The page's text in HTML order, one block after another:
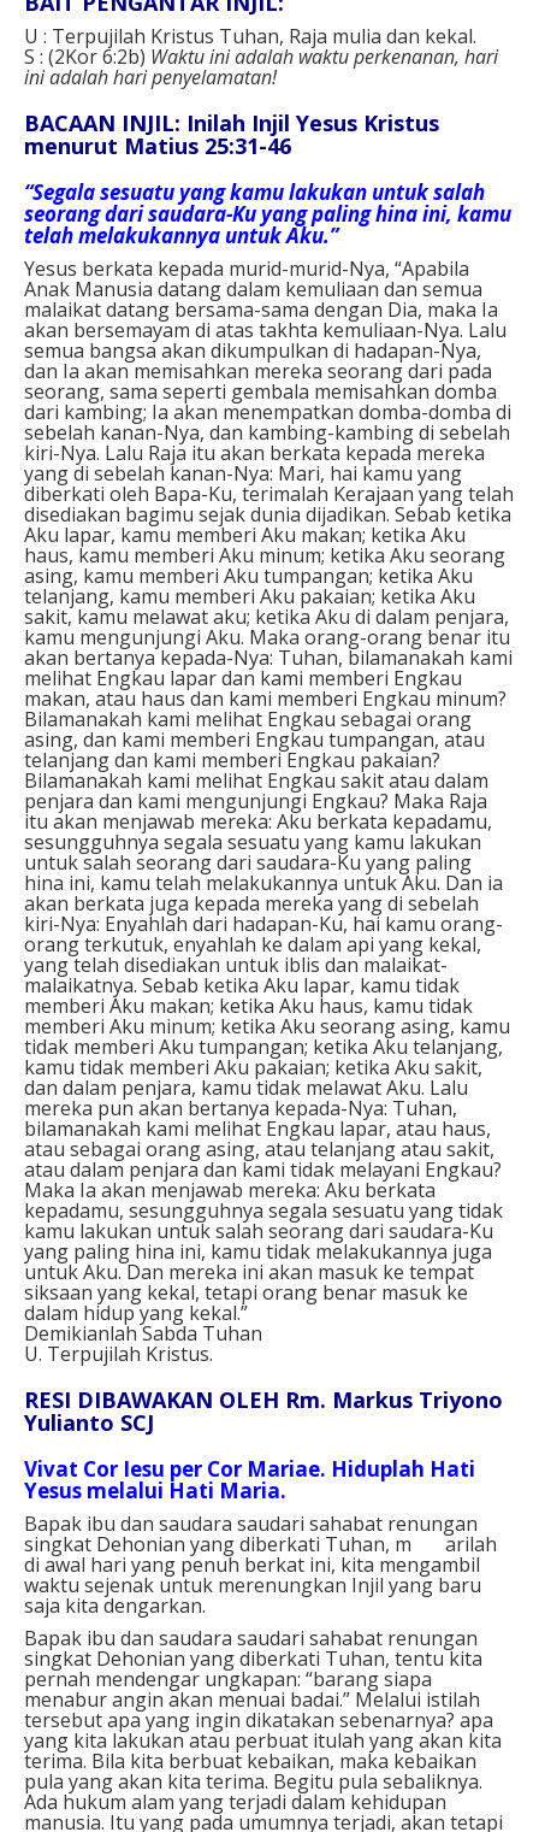
U : Terpujilah Kristus Tuhan, Raja mulia dan kekal.
S : (2Kor 6:2b) Waktu ini adalah waktu perkenanan, hari
ini adalah hari penyelamatan!
BACAAN INJIL: Inilah Injil Yesus Kristus
menurut Matius 25:31-46
“Segala sesuatu yang kamu lakukan untuk salah
seorang dari saudara-Ku yang paling hina ini, kamu
telah melakukannya untuk Aku.”
Yesus berkata kepada murid-murid-Nya, “Apabila
Anak Manusia datang dalam kemuliaan dan semua
malaikat datang bersama-sama dengan Dia, maka Ia
akan bersemayam di atas takhta kemuliaan-Nya. Lalu
semua bangsa akan dikumpulkan di hadapan-Nya,
dan Ia akan memisahkan mereka seorang dari pada
seorang, sama seperti gembala memisahkan domba
dari kambing; Ia akan menempatkan domba-domba di
sebelah kanan-Nya, dan kambing-kambing di sebelah
kiri-Nya. Lalu Raja itu akan berkata kepada mereka
yang di sebelah kanan-Nya: Mari, hai kamu yang
diberkati oleh Bapa-Ku, terimalah Kerajaan yang telah
disediakan bagimu sejak dunia dijadikan. Sebab ketika
Aku lapar, kamu memberi Aku makan; ketika Aku
haus, kamu memberi Aku minum; ketika Aku seorang
asing, kamu memberi Aku tumpangan; ketika Aku
telanjang, kamu memberi Aku pakaian; ketika Aku
sakit, kamu melawat aku; ketika Aku di dalam penjara,
kamu mengunjungi Aku. Maka orang-orang benar itu
akan bertanya kepada-Nya: Tuhan, bilamanakah kami
melihat Engkau lapar dan kami memberi Engkau
makan, atau haus dan kami memberi Engkau minum?
Bilamanakah kami melihat Engkau sebagai orang
asing, dan kami memberi Engkau tumpangan, atau
telanjang dan kami memberi Engkau pakaian?
Bilamanakah kami melihat Engkau sakit atau dalam
penjara dan kami mengunjungi Engkau? Maka Raja
itu akan menjawab mereka: Aku berkata kepadamu,
sesungguhnya segala sesuatu yang kamu lakukan
untuk salah seorang dari saudara-Ku yang paling
hina ini, kamu telah melakukannya untuk Aku. Dan ia
akan berkata juga kepada mereka yang di sebelah
kiri-Nya: Enyahlah dari hadapan-Ku, hai kamu orang-
orang terkutuk, enyahlah ke dalam api yang kekal,
yang telah disediakan untuk iblis dan malaikat-
malaikatnya. Sebab ketika Aku lapar, kamu tidak
memberi Aku makan; ketika Aku haus, kamu tidak
memberi Aku minum; ketika Aku seorang asing, kamu
tidak memberi Aku tumpangan; ketika Aku telanjang,
kamu tidak memberi Aku pakaian; ketika Aku sakit,
dan dalam penjara, kamu tidak melawat Aku. Lalu
mereka pun akan bertanya kepada-Nya: Tuhan,
bilamanakah kami melihat Engkau lapar, atau haus,
atau sebagai orang asing, atau telanjang atau sakit,
atau dalam penjara dan kami tidak melayani Engkau?
Maka Ia akan menjawab mereka: Aku berkata
kepadamu, sesungguhnya segala sesuatu yang tidak
kamu lakukan untuk salah seorang dari saudara-Ku
yang paling hina ini, kamu tidak melakukannya juga
untuk Aku. Dan mereka ini akan masuk ke tempat
siksaan yang kekal, tetapi orang benar masuk ke
dalam hidup yang kekal.”
Demikianlah Sabda Tuhan
U. Terpujilah Kristus.
RESI DIBAWAKAN OLEH Rm. Markus Triyono
Yulianto SCJ
Vivat Cor Iesu per Cor Mariae. Hiduplah Hati
Yesus melalui Hati Maria.
Bapak ibu dan saudara saudari sahabat renungan
singkat Dehonian yang diberkati Tuhan, m arilah
di awal hari yang penuh berkat ini, kita mengambil
waktu sejenak untuk merenungkan Injil yang baru
saja kita dengarkan.
Bapak ibu dan saudara saudari sahabat renungan
singkat Dehonian yang diberkati Tuhan, tentu kita
pernah mendengar ungkapan: “barang siapa
menabur angin akan menuai badai.” Melalui istilah
tersebut apa yang ingin dikatakan sebenarnya? apa
yang kita lakukan atau perbuat itulah yang akan kita
terima. Bila kita berbuat kebaikan, maka kebaikan
pula yang akan kita terima. Begitu pula sebaliknya.
Ada hukum alam yang terjadi dalam kehidupan
manusia. Itu yang pada umumnya terjadi, akan tetapi